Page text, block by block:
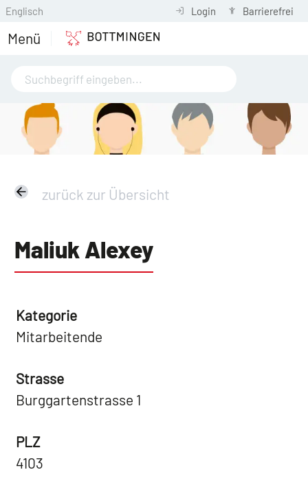
Englisch Login Barrierefrei
Menü
zurück zur Übersicht
Maliuk Alexey
Kategorie
Mitarbeitende
Strasse
Burggartenstrasse 1
PLZ
4103